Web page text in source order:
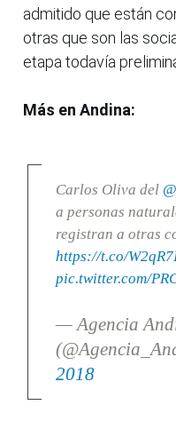
admitido que están
otras que son las
etapa todavía
Más en Andina:
Carlos Oliva del
a personas
registran a otras
https://t.co/
pic.twitter.com/
— Agencia
2018